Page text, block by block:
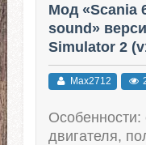
Мод «Scania
sound»
Simulator 2
Max2712
двигателя,